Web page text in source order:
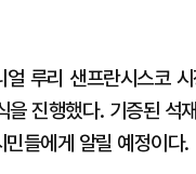
루리 샌프란시스코
진행했다. 기증된 석
들에게 알릴 예정이다.